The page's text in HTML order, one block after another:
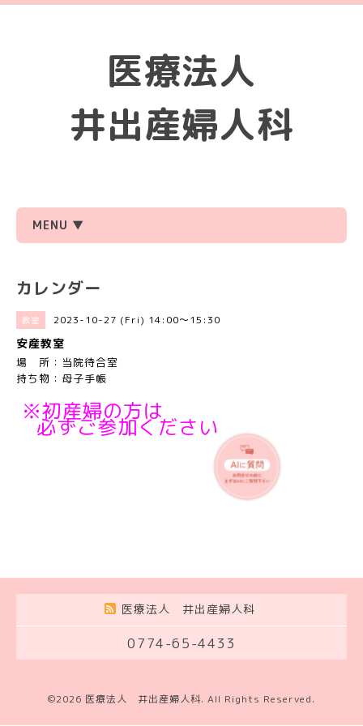
医療法人
井出産婦人科
MENU ▼
カレンダー
教室 2023-10-27 (Fri) 14:00～15:30
安産教室
場 所：当院待合室
持ち物：母子手帳
※初産婦の方は
必ずご参加ください
医療法人 井出産婦人科
0774-65-4433
©2026 医療法人 井出産婦人科. All Rights Reserved.